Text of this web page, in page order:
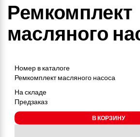
Ремкомплект
масляного
Номер в каталоге
Ремкомплект масляного насоса
На складе
Предзаказ
В КОРЗИНУ